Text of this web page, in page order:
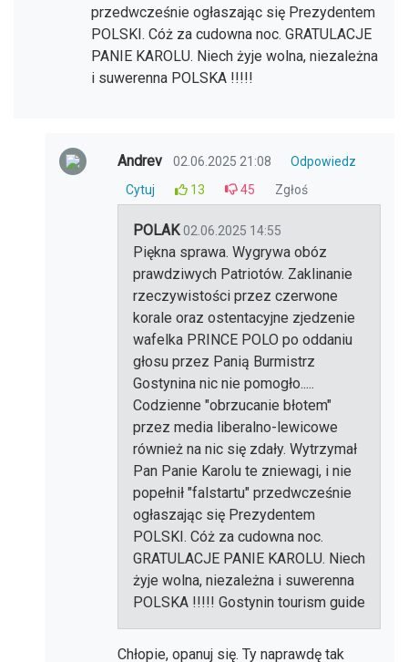
przedwcześnie ogłaszając się Prezydentem
POLSKI. Cóż za cudowna noc. GRATULACJE
PANIE KAROLU. Niech żyje wolna, niezależna
i suwerenna POLSKA !!!!!
Andrev 02.06.2025 21:08
Odpowiedz
Cytuj
13 45 Zgłoś
POLAK 02.06.2025 14:55
Piękna sprawa. Wygrywa obóz
prawdziwych Patriotów. Zaklinanie
rzeczywistości przez czerwone
korale oraz ostentacyjne zjedzenie
wafelka PRINCE POLO po oddaniu
głosu przez Panią Burmistrz
Gostynina nic nie pomogło.....
Codzienne "obrzucanie błotem"
przez media liberalno-lewicowe
również na nic się zdały. Wytrzymał
Pan Panie Karolu te zniewagi, i nie
popełnił "falstartu" przedwcześnie
ogłaszając się Prezydentem
POLSKI. Cóż za cudowna noc.
GRATULACJE PANIE KAROLU. Niech
żyje wolna, niezależna i suwerenna
POLSKA !!!!! Gostynin tourism guide
Chłopie, opanuj się. Ty naprawdę tak